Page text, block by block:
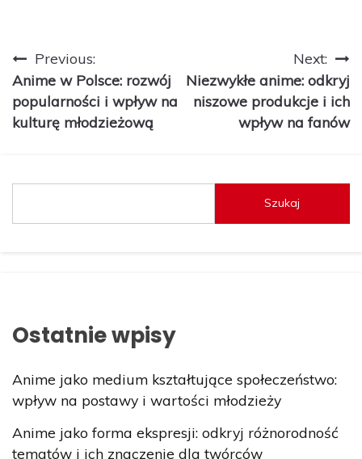
Nawigacja
wpisu
Previous:
Anime w Polsce: rozwój
popularności i wpływ na
kulturę młodzieżową
Next:
Niezwykłe anime: odkryj
niszowe produkcje i ich
wpływ na fanów
Szukaj
Ostatnie wpisy
Anime jako medium kształtujące społeczeństwo:
wpływ na postawy i wartości młodzieży
Anime jako forma ekspresji: odkryj różnorodność
tematów i ich znaczenie dla twórców